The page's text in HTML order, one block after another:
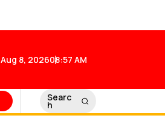
Aug 8, 202608:57 AM
Searc
h